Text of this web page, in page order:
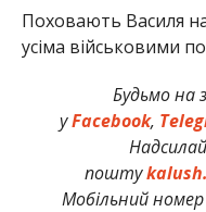
Поховають Василя
усіма військовими
Будьмо на
уFacebook,
пошту
Мобільний номер